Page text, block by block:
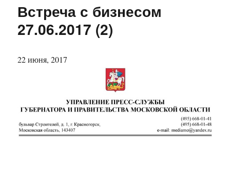
Встреча с бизнесом
27.06.2017 (2)
22 июня, 2017